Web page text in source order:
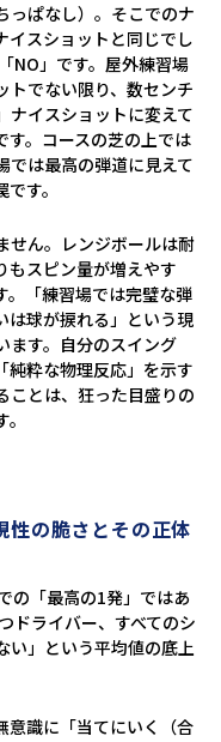
っぱなし）。そこでのナ
イスショットと同じでし
NO」です。屋外練習場
トでない限り、数センチ
ナイスショットに変えて
す。コースの芝の上では
では最高の弾道に見えて
す。
せん。レンジボールは耐
もスピン量が増えやす
。「練習場では完璧な弾
は球が捩れる」という現
ます。自分のスイング
純粋な物理反応」を示す
ことは、狂った目盛りの
性の脆さとその正体
の「最高の1発」ではあ
ドライバー、すべてのシ
い」という平均値の底上
意識に「当てにいく（合